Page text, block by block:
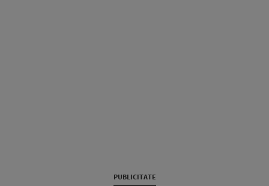
PUBLICITATE